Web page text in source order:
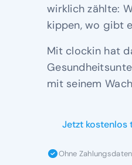
wirklich zählte:
kippen, wo gibt
Mit clockin hat
mit seinem
Jetzt kostenlos
Ohne